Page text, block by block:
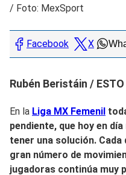
/ Foto: MexSport
Facebook X
Rubén Beristáin / ESTO
En la Liga MX Femenil
pendiente, que hoy en
tener una solución. Cada
gran número de
jugadoras continúa muy